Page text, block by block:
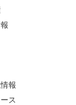
報
ス